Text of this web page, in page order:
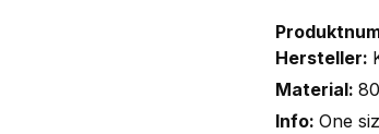
Hersteller:
Material:
Info: One